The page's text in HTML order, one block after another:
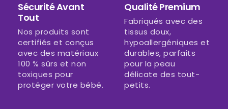
Sécurité Avant
Tout
Nos produits sont
certifiés et conçus
avec des matériaux
100 % sûrs et non
toxiques pour
protéger votre bébé.
Qualité Premium
Fabriqués avec des
tissus doux,
hypoallergéniques et
durables, parfaits
pour la peau
délicate des tout-
petits.